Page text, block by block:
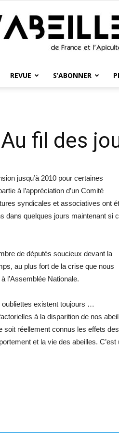
France
REVUE S’ABONNER
fil des
jusqu’à 2010 pour certaines
à l’appréciation d’un Comité
syndicales et associatives ont
dans quelques jours maintenant si
de députés soucieux devant la
au plus fort de la crise que nous
l’Assemblée Nationale.
existent toujours …
à la disparition de nos
soit réellement connus les effets des
et la vie des abeilles. C’est